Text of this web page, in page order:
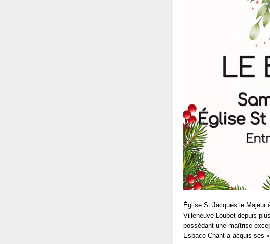
Église St Jacques le Majeur
Villeneuve Loubet depuis
possédant une maîtrise
Espace Chant a acquis ses